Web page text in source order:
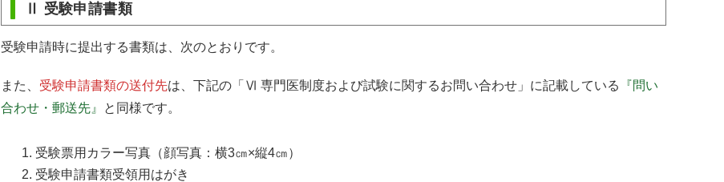
Ⅱ 受験申請書類
受験申請時に提出する書類は、次のとおりです。
また、 受験申請書類の送付先は、下記の「Ⅵ 専門医制度および試験に関するお問い合わせ」に記載している
『問い
合わせ・郵送先』
と同様です。
受験票用カラー写真（顔写真：横3㎝×縦4㎝）
受験申請書類受領用はがき